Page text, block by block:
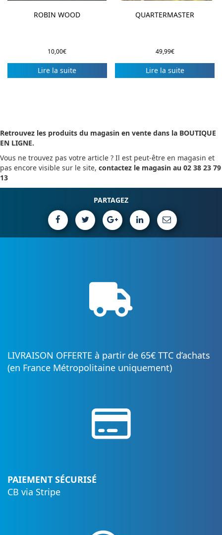
ROBIN WOOD
10,00€
Lire la suite
QUARTERMASTER
49,99€
Lire la suite
Retrouvez les produits du magasin en vente dans la BOUTIQUE
EN LIGNE.
Vous ne trouvez pas votre article ? Il est peut-être en magasin et
pas encore visible sur le site, contactez le magasin au 02 38 23 79
13
PARTAGEZ
LIVRAISON OFFERTE à partir de 65€ TTC d’achats
(en France Métropolitaine uniquement)
PAIEMENT SÉCURISÉ
CB via Stripe